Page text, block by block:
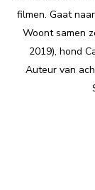
filmen. Gaat
Woont samen
2019), hond
Auteur van